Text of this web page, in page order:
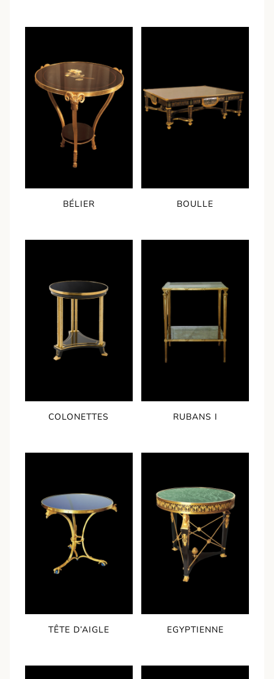
BÉLIER BOULLE
COLONETTES RUBANS I
TÊTE D’AIGLE EGYPTIENNE